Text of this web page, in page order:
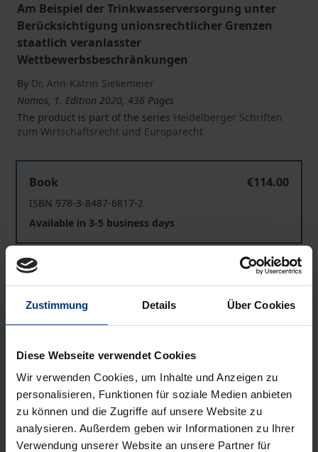
Zustimmung Details Über Cookies
Diese Webseite verwendet Cookies
Wir verwenden Cookies, um Inhalte und Anzeigen zu
personalisieren, Funktionen für soziale Medien anbieten
zu können und die Zugriffe auf unsere Website zu
analysieren. Außerdem geben wir Informationen zu Ihrer
Verwendung unserer Website an unsere Partner für
Am Beispiel der Trinkwasserversorgung unter
Berücksichtigung unionsrechtlicher Grenzen
staatlich veranlasster
Wettbewerbsbeschränkungen
By Dr. Ann-Katrin Siekemeier
Nomos, 1. Edition 2020, 436 Pages
The product is part of the series Heidelberger Schriften
zum Wirtschaftsrecht und Europarecht
Book
€114.00
ISBN 978-3-8487-6817-2
Available in 3-5 business days
Kartellrechtliche Missbrauchsaufsicht über Gebühren
eBook
€114.00
Prices include VAT. Depending on the delivery address, VAT
may vary at checkout.
Add to Cart
Add to Wish List